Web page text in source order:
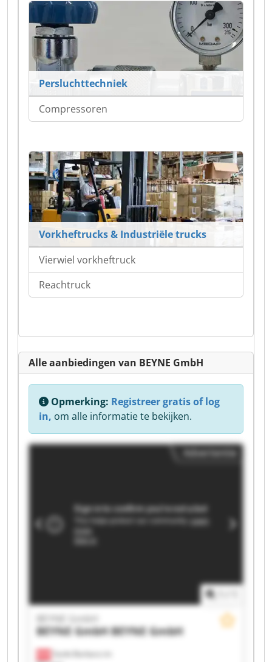
Persluchttechniek
Compressoren
Vorkheftrucks & Industriële trucks
Vierwiel vorkheftruck
Reachtruck
Alle aanbiedingen van BEYNE GmbH
Opmerking: Registreer gratis of log
in, om alle informatie te bekijken.
Advertentie
Sankt Barbara im
BEYNE GmbHBEYNE GmbH